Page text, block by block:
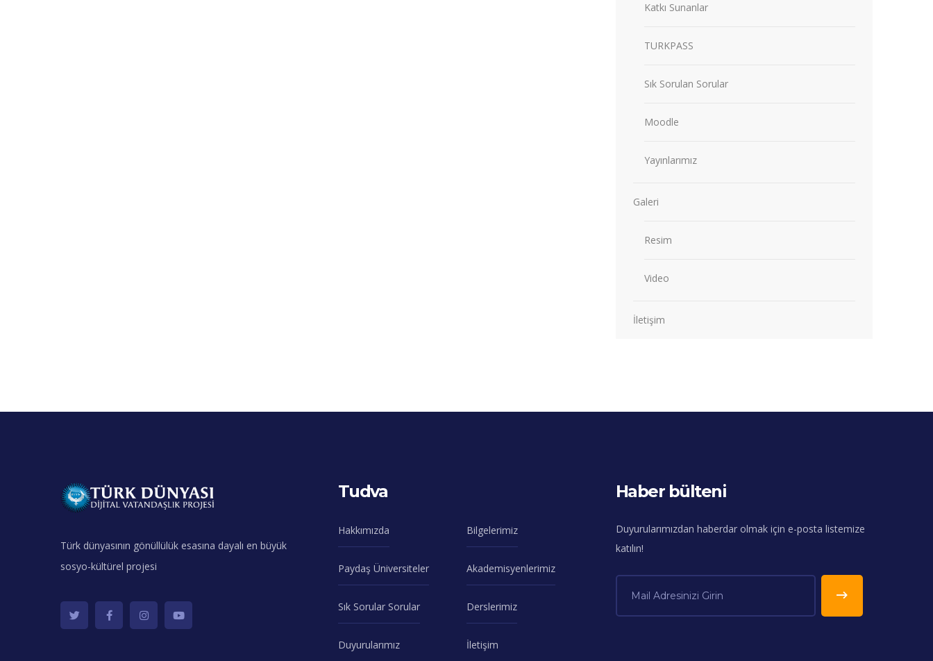
Katkı Sunanlar
TURKPASS
Sık Sorulan Sorular
Moodle
Yayınlarımız
Galeri
Resim
Video
İletişim
Türk dünyasının gönüllülük esasına dayalı en büyük
sosyo-kültürel projesi
Tudva
Hakkımızda Bilgelerimiz
Paydaş Üniversiteler Akademisyenlerimiz
Sık Sorular Sorular Derslerimiz
Duyurularımız İletişim
Haber bülteni
Duyurularımızdan haberdar olmak için e-posta listemize
katılın!